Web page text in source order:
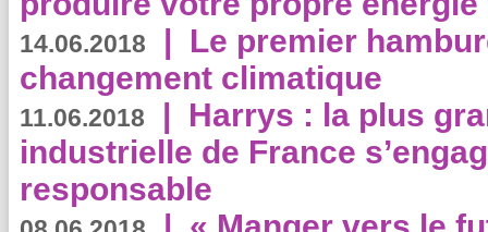
14.06.2018 | Le premier
changement climatique
11.06.2018 | Harrys : la plus
industrielle de France
responsable